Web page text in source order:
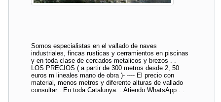
Somos especialistas en el vallado de naves
industriales, fincas rusticas y cerramientos en piscinas
y en toda clase de cercados metalicos y brezos . .
LOS PRECIOS ( a partir de 300 metros desde 2, 50
euros m lineales mano de obra )- ---- El precio con
material, menos metros y diferente alturas de vallado
consultar . En toda Catalunya. . Atiendo WhatsApp . .